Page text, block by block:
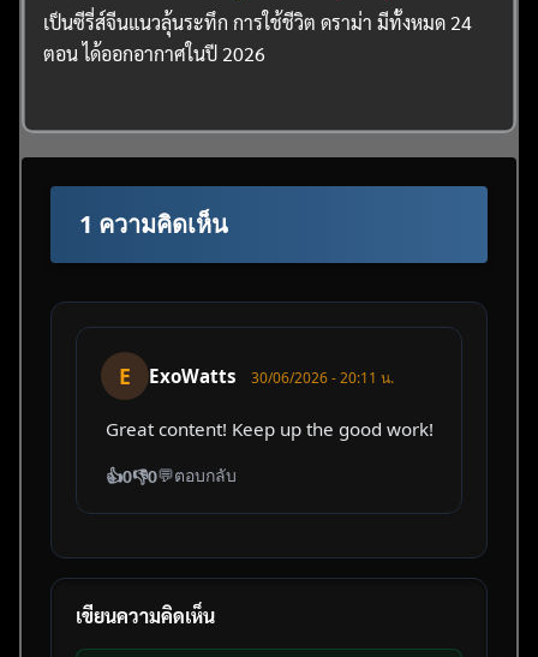
เป็นซีรี่ส์จีนแนวลุ้นระทึก การใช้ชีวิต ดราม่า มีทั้งหมด 24
ตอน ได้ออกอากาศในปี 2026
1 ความคิดเห็น
E ExoWatts 30/06/2026 - 20:11 น.
Great content! Keep up the good work!
👍0👎0💬ตอบกลับ
เขียนความคิดเห็น